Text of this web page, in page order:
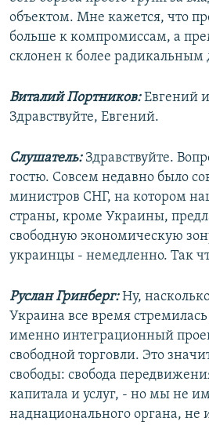
объектом. Мне кажется, что
больше к компромиссам, а
склонен к более радикальным
Виталий Портников:Евгений
Здравствуйте, Евгений.
Слушатель:Здравствуйте.
гостю. Совсем недавно было
министров СНГ, на котором
страны, кроме Украины,
свободную экономическую
украинцы - немедленно. Так
Руслан Гринберг:Ну,
Украина все время стремилась
именно интеграционный
свободной торговли. Это
свободы: свобода
капитала и услуг, - но мы не
наднационального органа, не